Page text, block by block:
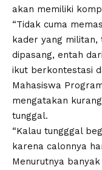
akan memiliki
“Tidak cuma
kader yang militan,
dipasang, entah
ikut berkontestasi
Mahasiswa
mengatakan
tunggal.
“Kalau tungggal
karena calonnya
Menurutnya